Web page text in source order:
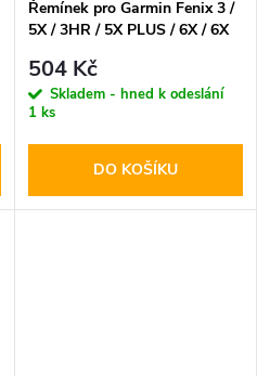
Řemínek pro Garmin Fenix 3 /
5X / 3HR / 5X PLUS / 6X / 6X
Smooth Black
504 Kč
Skladem - hned k odeslání
1 ks
DO KOŠÍKU